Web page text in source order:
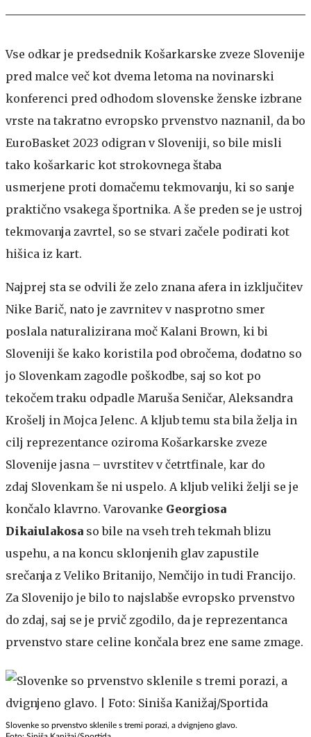
Vse odkar je predsednik Košarkarske zveze Slovenije
pred malce več kot dvema letoma na novinarski
konferenci pred odhodom slovenske ženske izbrane
vrste na takratno evropsko prvenstvo naznanil, da bo
EuroBasket 2023 odigran v Sloveniji, so bile misli
tako košarkaric kot strokovnega štaba
usmerjene proti domačemu tekmovanju, ki so sanje
praktično vsakega športnika. A še preden se je ustroj
tekmovanja zavrtel, so se stvari začele podirati kot
hišica iz kart.
Najprej sta se odvili že zelo znana afera in izključitev
Nike Barič, nato je zavrnitev v nasprotno smer
poslala naturalizirana moč Kalani Brown, ki bi
Sloveniji še kako koristila pod obročema, dodatno so
jo Slovenkam zagodle poškodbe, saj so kot po
tekočem traku odpadle Maruša Seničar, Aleksandra
Krošelj in Mojca Jelenc. A kljub temu sta bila želja in
cilj reprezentance oziroma Košarkarske zveze
Slovenije jasna – uvrstitev v četrtfinale, kar do
zdaj Slovenkam še ni uspelo. A kljub veliki želji se je
končalo klavrno. Varovanke Georgiosa
Dikaiulakosa so bile na vseh treh tekmah blizu
uspehu, a na koncu sklonjenih glav zapustile
srečanja z Veliko Britanijo, Nemčijo in tudi Francijo.
Za Slovenijo je bilo to najslabše evropsko prvenstvo
do zdaj, saj se je prvič zgodilo, da je reprezentanca
prvenstvo stare celine končala brez ene same zmage.
Slovenke so prvenstvo sklenile s tremi porazi, a dvignjeno glavo.